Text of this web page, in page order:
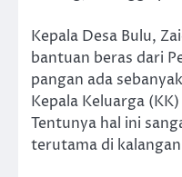
Kepala Desa Bulu,
bantuan beras dari
pangan ada
Kepala Keluarga
Tentunya hal ini
terutama di